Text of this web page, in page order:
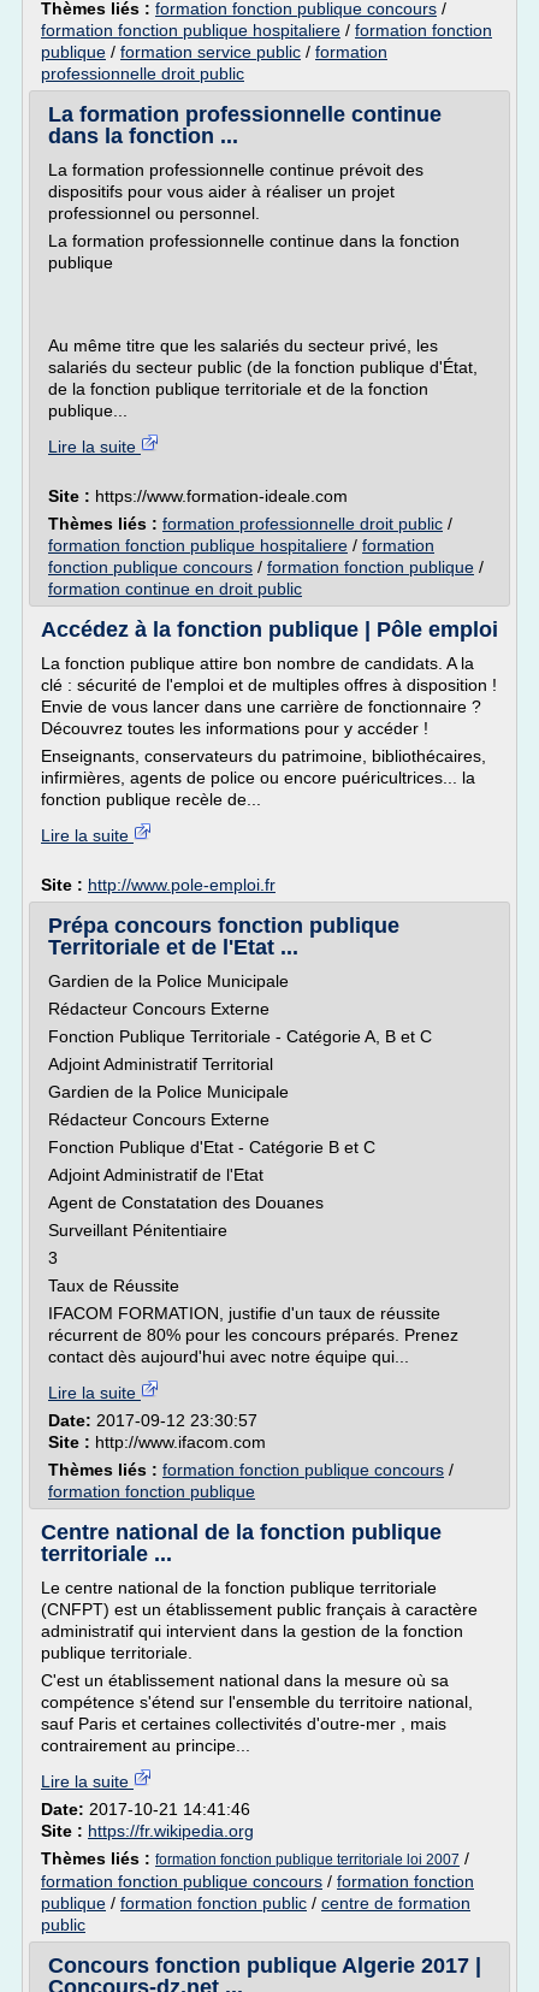
Thèmes liés : formation fonction publique concours /
formation fonction publique hospitaliere / formation fonction
publique / formation service public / formation
professionnelle droit public
La formation professionnelle continue
dans la fonction ...
La formation professionnelle continue prévoit des
dispositifs pour vous aider à réaliser un projet
professionnel ou personnel.
La formation professionnelle continue dans la fonction
publique
Au même titre que les salariés du secteur privé, les
salariés du secteur public (de la fonction publique d'État,
de la fonction publique territoriale et de la fonction
publique...
Lire la suite
Site : https://www.formation-ideale.com
Thèmes liés : formation professionnelle droit public /
formation fonction publique hospitaliere / formation
fonction publique concours / formation fonction publique /
formation continue en droit public
Accédez à la fonction publique | Pôle emploi
La fonction publique attire bon nombre de candidats. A la
clé : sécurité de l'emploi et de multiples offres à disposition !
Envie de vous lancer dans une carrière de fonctionnaire ?
Découvrez toutes les informations pour y accéder !
Enseignants, conservateurs du patrimoine, bibliothécaires,
infirmières, agents de police ou encore puéricultrices... la
fonction publique recèle de...
Lire la suite
Site : http://www.pole-emploi.fr
Prépa concours fonction publique
Territoriale et de l'Etat ...
Gardien de la Police Municipale
Rédacteur Concours Externe
Fonction Publique Territoriale - Catégorie A, B et C
Adjoint Administratif Territorial
Gardien de la Police Municipale
Rédacteur Concours Externe
Fonction Publique d'Etat - Catégorie B et C
Adjoint Administratif de l'Etat
Agent de Constatation des Douanes
Surveillant Pénitentiaire
3
Taux de Réussite
IFACOM FORMATION, justifie d'un taux de réussite
récurrent de 80% pour les concours préparés. Prenez
contact dès aujourd'hui avec notre équipe qui...
Lire la suite
Date: 2017-09-12 23:30:57
Site : http://www.ifacom.com
Thèmes liés : formation fonction publique concours /
formation fonction publique
Centre national de la fonction publique
territoriale ...
Le centre national de la fonction publique territoriale
(CNFPT) est un établissement public français à caractère
administratif qui intervient dans la gestion de la fonction
publique territoriale.
C'est un établissement national dans la mesure où sa
compétence s'étend sur l'ensemble du territoire national,
sauf Paris et certaines collectivités d'outre-mer , mais
contrairement au principe...
Lire la suite
Date: 2017-10-21 14:41:46
Site : https://fr.wikipedia.org
Thèmes liés : formation fonction publique territoriale loi 2007 /
formation fonction publique concours / formation fonction
publique / formation fonction public / centre de formation
public
Concours fonction publique Algerie 2017 |
Concours-dz.net ...